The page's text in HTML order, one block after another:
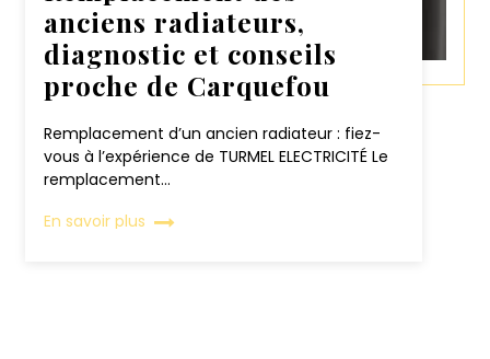
anciens radiateurs,
diagnostic et conseils
proche de Carquefou
Remplacement d’un ancien radiateur : fiez-
vous à l’expérience de TURMEL ELECTRICITÉ Le
remplacement...
En savoir plus